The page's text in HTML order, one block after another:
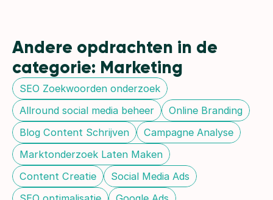
Andere opdrachten in de
categorie: Marketing
SEO Zoekwoorden onderzoek
Allround social media beheer
Online Branding
Blog Content Schrijven
Campagne Analyse
Marktonderzoek Laten Maken
Content Creatie
Social Media Ads